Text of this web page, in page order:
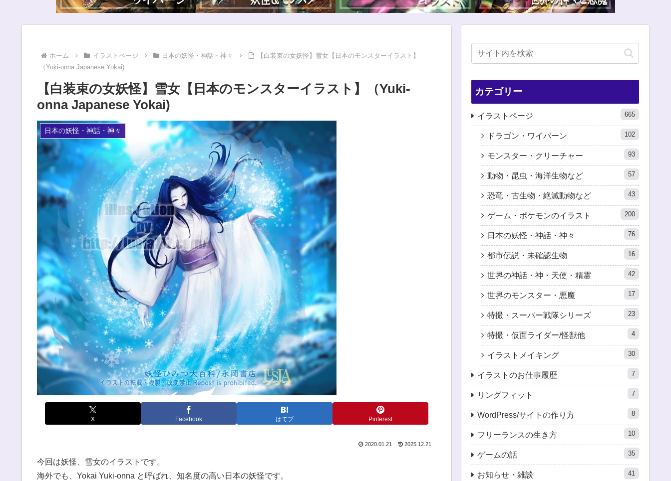
ホーム イラストページ 日本の妖怪・神話・神々
【白装束の女妖怪】雪女【日本のモンスターイラスト】
（Yuki-onna Japanese Yokai)
【白装束の女妖怪】雪女【日本のモンスターイラスト】（Yuki-
onna Japanese Yokai)
日本の妖怪・神話・神々
X Facebook はてブ Pinterest
2020.01.21 2025.12.21
今回は妖怪、雪女のイラストです。
海外でも、Yokai Yuki-onna と呼ばれ、知名度の高い日本の妖怪です。
カテゴリー
イラストページ 665
ドラゴン・ワイバーン 102
モンスター・クリーチャー 93
動物・昆虫・海洋生物など 57
恐竜・古生物・絶滅動物など 43
ゲーム・ポケモンのイラスト 200
日本の妖怪・神話・神々 76
都市伝説・未確認生物 16
世界の神話・神・天使・精霊 42
世界のモンスター・悪魔 17
特撮・スーパー戦隊シリーズ 23
特撮・仮面ライダー/怪獣他 4
イラストメイキング 30
イラストのお仕事履歴 7
リングフィット 7
WordPress/サイトの作り方 8
フリーランスの生き方 10
ゲームの話 35
お知らせ・雑談 41